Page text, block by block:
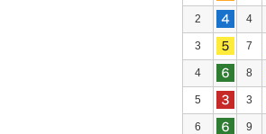
2 4
3 7
4 8
5 3
6 9